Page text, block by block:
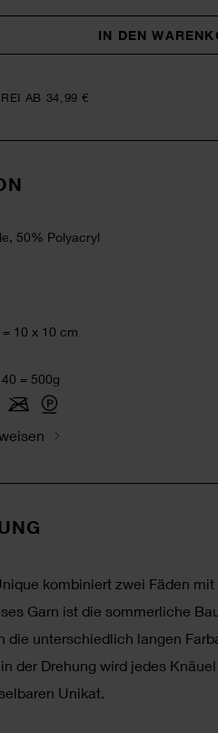
IN DEN
AB 34,99 €
50% Polyacryl
10 x 10 cm
= 500g
kombiniert zwei Fäden
Garn ist die sommerliche
die unterschiedlich langen
der Drehung wird jedes
Unikat.